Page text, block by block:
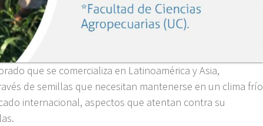
que se comercializa en Latinoamérica y Asia,
de semillas que necesitan mantenerse en un clima frío
internacional, aspectos que atentan contra su